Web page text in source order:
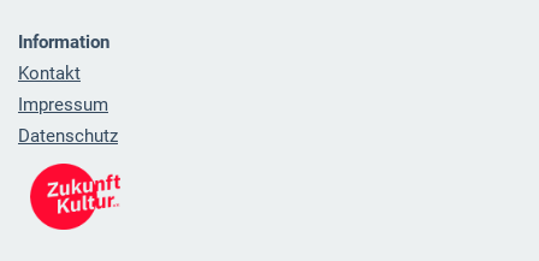
Information
Kontakt
Impressum
Datenschutz